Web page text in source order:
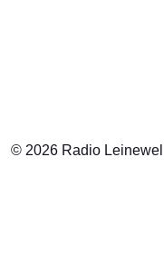
© 2026 Radio